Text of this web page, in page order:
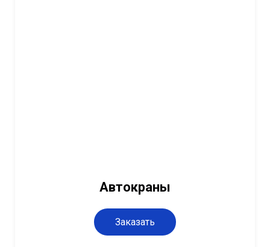
Автокраны
Заказать